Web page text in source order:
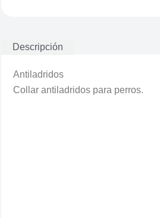
Descripción
Antiladridos
Collar antiladridos para perros.